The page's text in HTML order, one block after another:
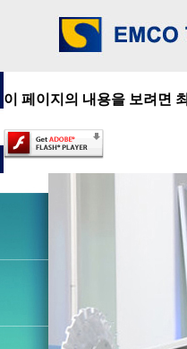
이 페이지의 내용을 보려면